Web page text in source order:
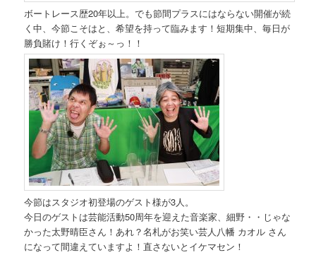
ボートレース歴20年以上。でも節間プラスにはならない開催が続
く中、今節こそはと、希望を持って臨みます！短期集中、毎日が
勝負賭け！行くぞぉ～っ！！
今節はスタジオ初登場のゲスト様が3人。
今日のゲストは芸能活動50周年を迎えた音楽家、細野・・じゃな
かった太野晴臣さん！あれ？名札がお笑い芸人八幡 カオル さん
になって間違えていますよ！直さないとイケマセン！